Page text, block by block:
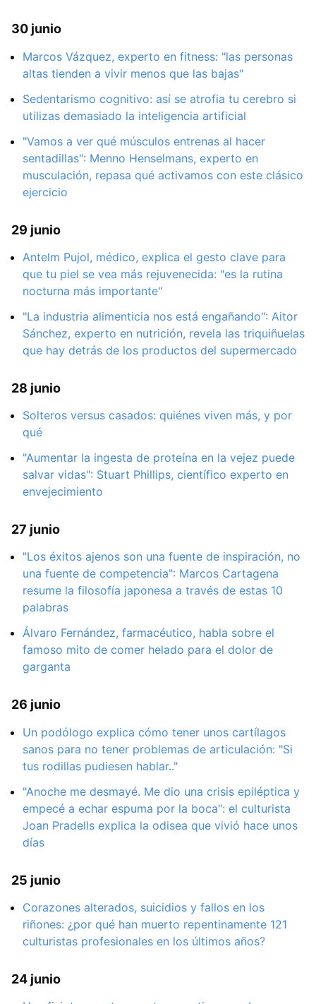
30 junio
Marcos Vázquez, experto en fitness: "las personas
altas tienden a vivir menos que las bajas"
Sedentarismo cognitivo: así se atrofia tu cerebro si
utilizas demasiado la inteligencia artificial
"Vamos a ver qué músculos entrenas al hacer
sentadillas": Menno Henselmans, experto en
musculación, repasa qué activamos con este clásico
ejercicio
29 junio
Antelm Pujol, médico, explica el gesto clave para
que tu piel se vea más rejuvenecida: "es la rutina
nocturna más importante"
"La industria alimenticia nos está engañando": Aitor
Sánchez, experto en nutrición, revela las triquiñuelas
que hay detrás de los productos del supermercado
28 junio
Solteros versus casados: quiénes viven más, y por
qué
"Aumentar la ingesta de proteína en la vejez puede
salvar vidas": Stuart Phillips, científico experto en
envejecimiento
27 junio
"Los éxitos ajenos son una fuente de inspiración, no
una fuente de competencia": Marcos Cartagena
resume la filosofía japonesa a través de estas 10
palabras
Álvaro Fernández, farmacéutico, habla sobre el
famoso mito de comer helado para el dolor de
garganta
26 junio
Un podólogo explica cómo tener unos cartílagos
sanos para no tener problemas de articulación: "Si
tus rodillas pudiesen hablar.."
"Anoche me desmayé. Me dio una crisis epiléptica y
empecé a echar espuma por la boca": el culturista
Joan Pradells explica la odisea que vivió hace unos
días
25 junio
Corazones alterados, suicidios y fallos en los
riñones: ¿por qué han muerto repentinamente 121
culturistas profesionales en los últimos años?
24 junio